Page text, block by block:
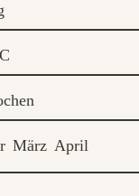
März April